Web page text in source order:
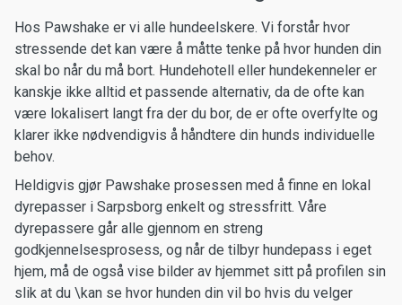
Hos Pawshake er vi alle hundeelskere. Vi forstår hvor
stressende det kan være å måtte tenke på hvor hunden din
skal bo når du må bort. Hundehotell eller hundekenneler er
kanskje ikke alltid et passende alternativ, da de ofte kan
være lokalisert langt fra der du bor, de er ofte overfylte og
klarer ikke nødvendigvis å håndtere din hunds individuelle
behov.
Heldigvis gjør Pawshake prosessen med å finne en lokal
dyrepasser i Sarpsborg enkelt og stressfritt. Våre
dyrepassere går alle gjennom en streng
godkjennelsesprosess, og når de tilbyr hundepass i eget
hjem, må de også vise bilder av hjemmet sitt på profilen sin
slik at du \kan se hvor hunden din vil bo hvis du velger